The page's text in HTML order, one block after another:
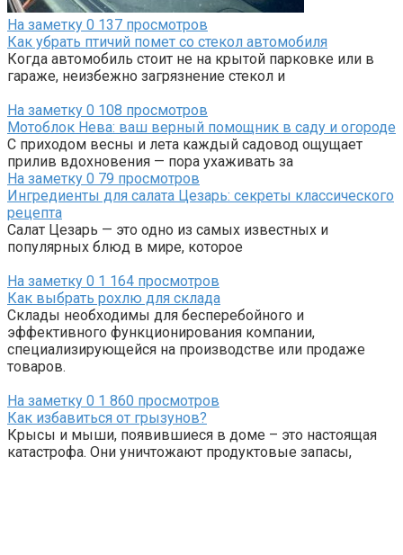
На заметку 0 137 просмотров
Как убрать птичий помет со стекол автомобиля
Когда автомобиль стоит не на крытой парковке или в
гараже, неизбежно загрязнение стекол и
На заметку 0 108 просмотров
Мотоблок Нева: ваш верный помощник в саду и огороде
С приходом весны и лета каждый садовод ощущает
прилив вдохновения — пора ухаживать за
На заметку 0 79 просмотров
Ингредиенты для салата Цезарь: секреты классического
рецепта
Салат Цезарь — это одно из самых известных и
популярных блюд в мире, которое
На заметку 0 1 164 просмотров
Как выбрать рохлю для склада
Склады необходимы для бесперебойного и
эффективного функционирования компании,
специализирующейся на производстве или продаже
товаров.
На заметку 0 1 860 просмотров
Как избавиться от грызунов?
Крысы и мыши, появившиеся в доме – это настоящая
катастрофа. Они уничтожают продуктовые запасы,